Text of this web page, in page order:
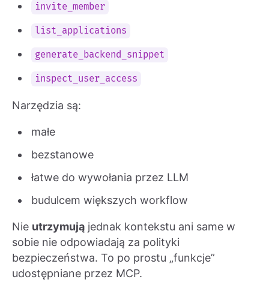
invite_member
list_applications
generate_backend_snippet
inspect_user_access
Narzędzia są:
małe
bezstanowe
łatwe do wywołania przez LLM
budulcem większych workflow
Nie utrzymują jednak kontekstu ani same w
sobie nie odpowiadają za polityki
bezpieczeństwa. To po prostu „funkcje”
udostępniane przez MCP.